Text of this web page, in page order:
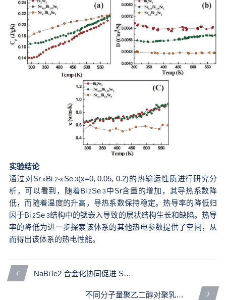
实验结论
通过对Sr xBi 2-x Se 3(x=0, 0.05, 0.2)的热输运性质进行研究分
析，可以看到，随着Bi 2Se 3 中Sr含量的增加，其导热系数降
低，而随着温度的升高，导热系数保持稳定。热导率的降低归
因于Bi 2Se 3结构中的锶嵌入导致的层状结构生长和缺陷。热导
率的降低为进一步探索该体系的其他热电参数提供了空间，从
而得出该体系的热电性能。
NaBiTe2 合金化协同促进 SnTe 热电性能的研究
不同分子量聚乙二醇对聚乳酸的增塑作用